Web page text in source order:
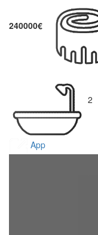
240000€
2
App